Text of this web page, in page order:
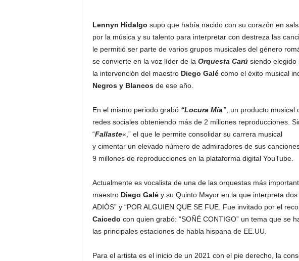
Lennyn Hidalgo supo que había nacido con su corazón en
por la música y su talento para interpretar con destreza las
le permitió ser parte de varios grupos musicales del género
se convierte en la voz líder de la Orquesta Carúsiendo elegido
la intervención del maestro Diego Galécomo el éxito musical
Negros y Blancosde ese año.
En el mismo periodo grabó “Locura Mía”, un producto musical
redes sociales obteniendo más de 2 millones reproducciones.
“Fallaste«,” el que le permite consolidar su carrera musical
y cimentar un elevado número de admiradores de sus
9 millones de reproducciones en la plataforma digital YouTube.
Actualmente es vocalista de una de las orquestas más
maestro Diego Galéy su Quinto Mayor en la que interpreta dos
ADIÓS” y “POR ALGUIEN QUE SE FUE. Fue invitado por el
Caicedo con quien grabó: “SOÑÉ CONTIGO” un tema que se
las principales estaciones de habla hispana de EE.UU.
Para el artista es el inicio de un 2021 con el pie derecho, la